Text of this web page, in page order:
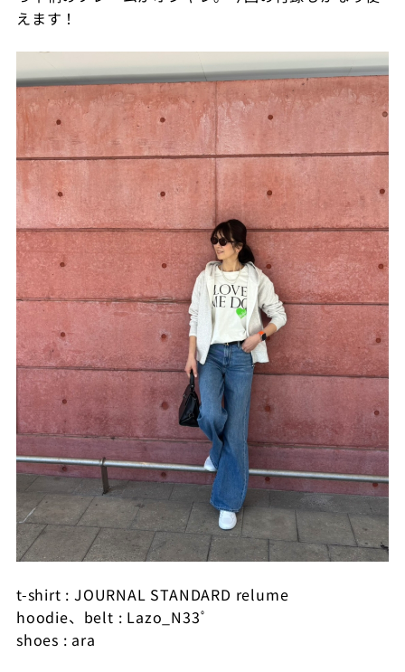
えます！
t-shirt : JOURNAL STANDARD relume
hoodie、belt : Lazo_N33ﾟ
shoes : ara